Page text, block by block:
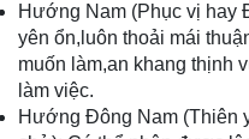
Hướng Nam (Phục vị hay
yên ổn,luôn thoải mái
muốn làm,an khang thịnh
làm việc.
Hướng Đông Nam (Thiên